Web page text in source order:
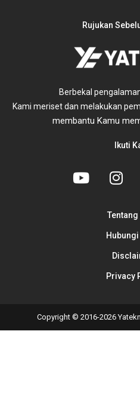
Rujukan
Berbekal
Kami meriset dan melakukan
membantu Kamu
Ikuti
Tentang
Privacy
Copyright © 2016-2026